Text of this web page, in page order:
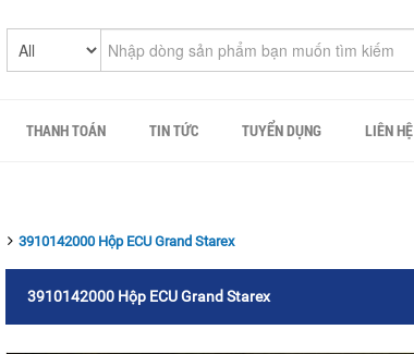
THANH TOÁN TIN TỨC TUYỂN DỤNG LIÊN HỆ
3910142000 Hộp ECU Grand Starex
3910142000 Hộp ECU Grand Starex